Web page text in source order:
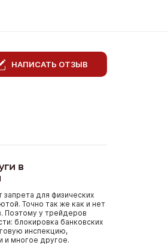
НАПИСАТЬ ОТЗЫВ
в
для физических
Точно так же как и нет
Поэтому у трейдеров
блокировка банковских
инспекцию,
и многое другое.